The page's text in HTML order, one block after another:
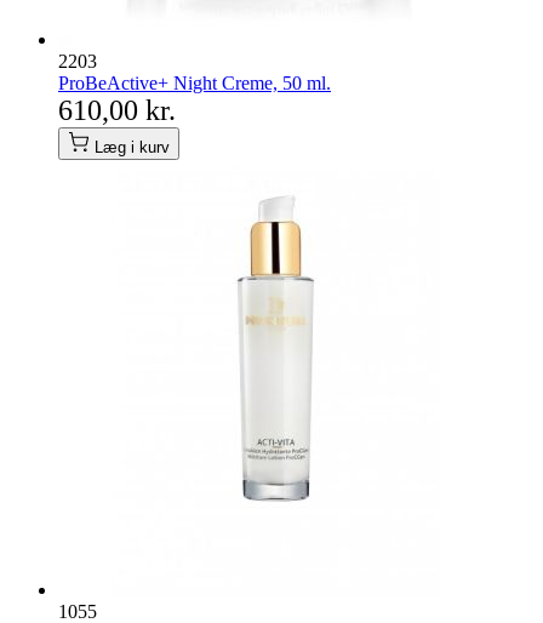
2203
ProBeActive+ Night Creme, 50 ml.
610,00 kr.
Læg i kurv
1055